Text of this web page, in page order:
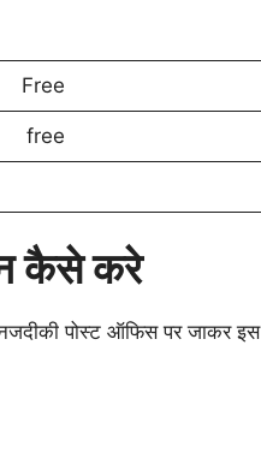
Free
free
कैसे करे
पोस्ट ऑफिस पर जाकर इस